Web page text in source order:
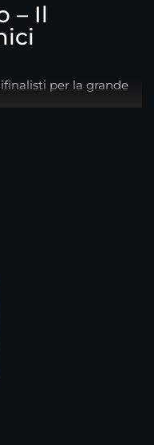
– Il
per la grande